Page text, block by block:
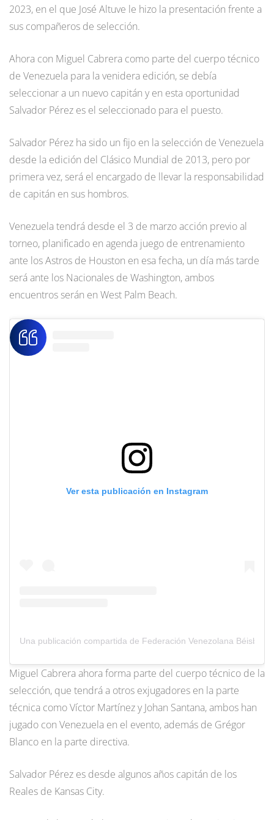
2023, en el que José Altuve le hizo la presentación frente a
sus compañeros de selección.
Ahora con Miguel Cabrera como parte del cuerpo técnico
de Venezuela para la venidera edición, se debía
seleccionar a un nuevo capitán y en esta oportunidad
Salvador Pérez es el seleccionado para el puesto.
Salvador Pérez ha sido un fijo en la selección de Venezuela
desde la edición del Clásico Mundial de 2013, pero por
primera vez, será el encargado de llevar la responsabilidad
de capitán en sus hombros.
Venezuela tendrá desde el 3 de marzo acción previo al
torneo, planificado en agenda juego de entrenamiento
ante los Astros de Houston en esa fecha, un día más tarde
será ante los Nacionales de Washington, ambos
encuentros serán en West Palm Beach.
Ver esta publicación en Instagram
Una publicación compartida de Federación Venezolana Béisbol
Miguel Cabrera ahora forma parte del cuerpo técnico de la
selección, que tendrá a otros exjugadores en la parte
técnica como Víctor Martínez y Johan Santana, ambos han
jugado con Venezuela en el evento, además de Grégor
Blanco en la parte directiva.
Salvador Pérez es desde algunos años capitán de los
Reales de Kansas City.